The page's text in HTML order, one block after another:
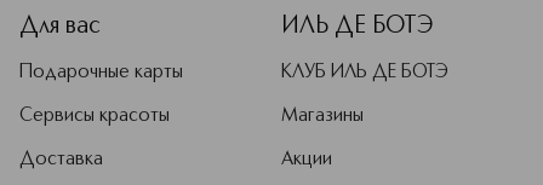
Для вас
Подарочные карты
Сервисы красоты
Доставка
ИЛЬ ДЕ БОТЭ
КЛУБ ИЛЬ ДЕ БОТЭ
Магазины
Акции